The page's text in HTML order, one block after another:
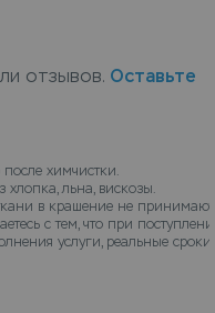
кожаный жилет,
все
Сдать жилет из
на дом,
их на дом когда
отзывов. Оставьте
химчистки.
хлопка, льна, вискозы.
в крашение не
с тем, что при
услуги, реальные